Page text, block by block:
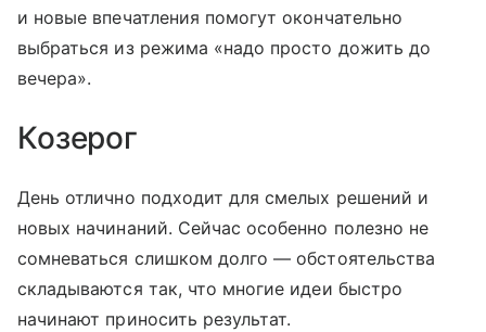
и новые впечатления помогут окончательно
выбраться из режима «надо просто дожить до
вечера».
Козерог
День отлично подходит для смелых решений и
новых начинаний. Сейчас особенно полезно не
сомневаться слишком долго — обстоятельства
складываются так, что многие идеи быстро
начинают приносить результат.